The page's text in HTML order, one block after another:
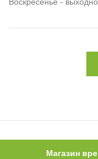
Воскресенье -
Магазин